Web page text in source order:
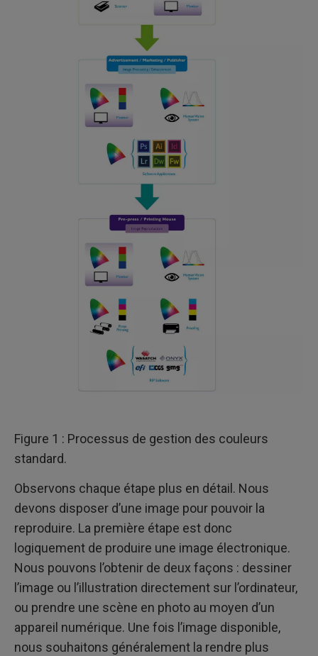
Figure 1 : Processus de gestion des couleurs
standard.
Observons chaque étape plus en détail. Nous
devons disposer d’une image pour pouvoir la
reproduire. La première étape est donc
logiquement de produire une image électronique.
Nous pouvons l’obtenir de deux façons : dessiner
l’image ou l’illustration directement sur l’ordinateur,
ou prendre une scène en photo au moyen d’un
appareil numérique. Une fois l’image disponible,
nous souhaitons généralement la rendre plus